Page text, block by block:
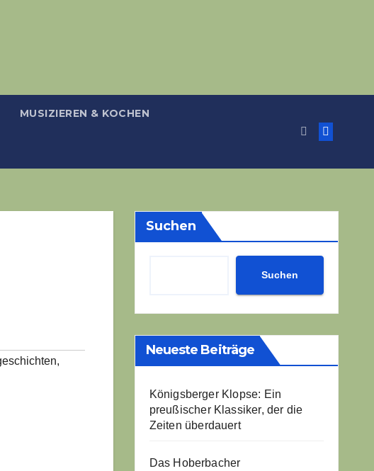
MUSIZIEREN & KOCHEN
,
Suchen
Suchen
Neueste Beiträge
Königsberger Klopse: Ein
preußischer Klassiker, der die
Zeiten überdauert
Das Hoberbacher